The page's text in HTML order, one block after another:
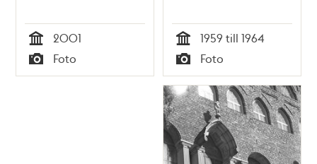
Tid
2001
Typ
Foto Tid
1959 till 1964
Typ
Foto